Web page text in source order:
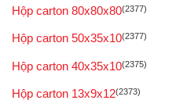
Hộp carton 80x80x80(2377)
Hộp carton 50x35x10(2377)
Hộp carton 40x35x10(2375)
Hộp carton 13x9x12(2373)